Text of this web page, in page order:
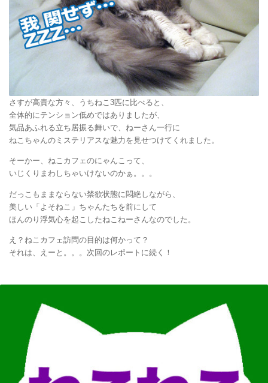
さすが高貴な方々、うちねこ3匹に比べると、
全体的にテンション低めではありましたが、
気品あふれる立ち居振る舞いで、ねーさん一行に
ねこちゃんのミステリアスな魅力を見せつけてくれました。
そーかー、ねこカフェのにゃんこって、
いじくりまわしちゃいけないのかぁ。。。
だっこもままならない禁欲状態に悶絶しながら、
美しい「よそねこ」ちゃんたちを前にして
ほんのり浮気心を起こしたねこねーさんなのでした。
え？ねこカフェ訪問の目的は何かって？
それは、えーと。。。次回のレポートに続く！